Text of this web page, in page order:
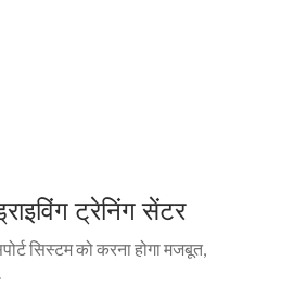
ट्रेनिंग सेंटर
सिस्टम को करना होगा मजबूत,